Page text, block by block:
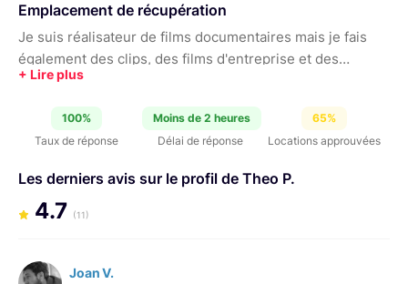
Emplacement de récupération
Je suis réalisateur de films documentaires mais je fais
également des clips, des films d'entreprise et des
captations d'évènements.
100%
Taux de réponse
Moins de 2 heures
Délai de réponse
65%
Locations approuvées
Les derniers avis sur le profil de Theo P.
4.7 (11)
Joan V.